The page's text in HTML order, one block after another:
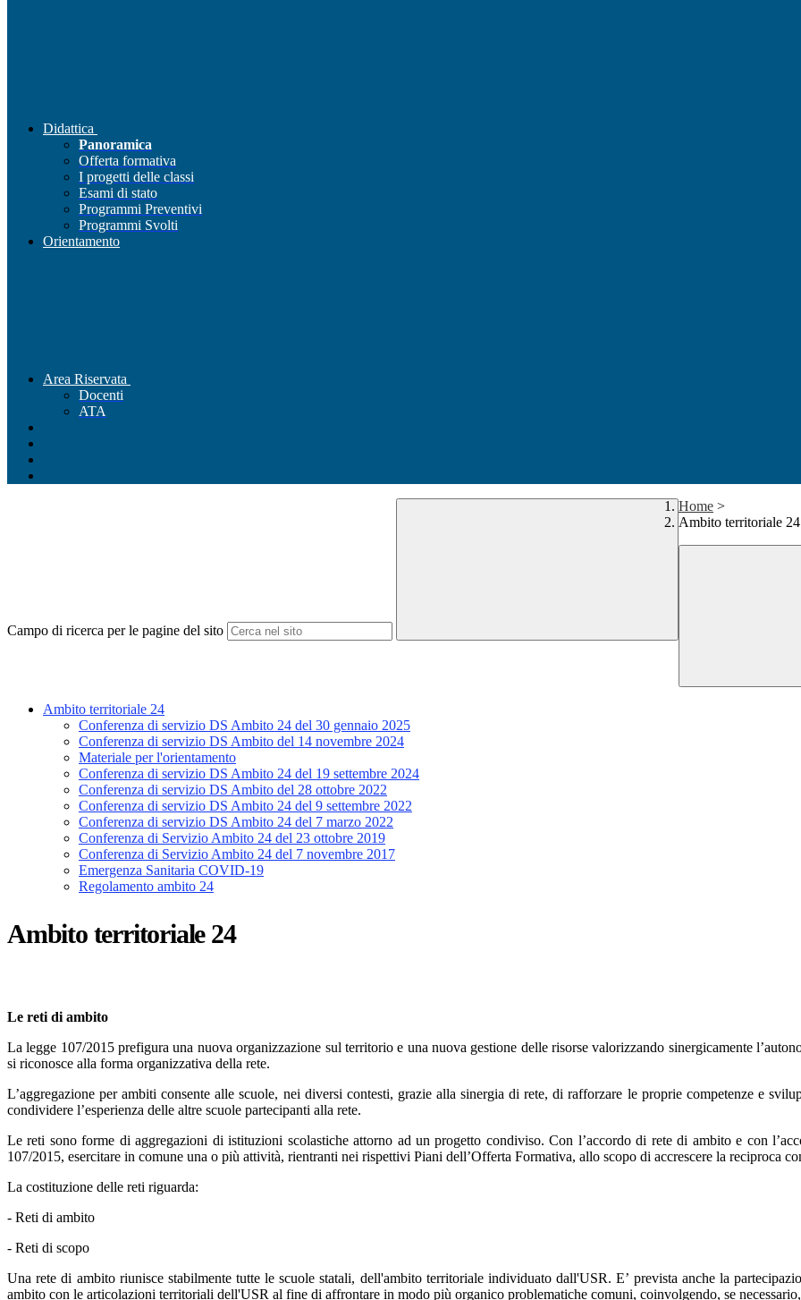
Didattica
Panoramica
Offerta formativa
I progetti delle classi
Esami di stato
Programmi Preventivi
Programmi Svolti
Orientamento
Area Riservata
Docenti
ATA
Campo di ricerca per le pagine del sito
Home >
Ambito territoriale 24
Ambito territoriale 24
Conferenza di servizio DS Ambito 24 del 30 gennaio 2025
Conferenza di servizio DS Ambito del 14 novembre 2024
Materiale per l'orientamento
Conferenza di servizio DS Ambito 24 del 19 settembre 2024
Conferenza di servizio DS Ambito del 28 ottobre 2022
Conferenza di servizio DS Ambito 24 del 9 settembre 2022
Conferenza di servizio DS Ambito 24 del 7 marzo 2022
Conferenza di Servizio Ambito 24 del 23 ottobre 2019
Conferenza di Servizio Ambito 24 del 7 novembre 2017
Emergenza Sanitaria COVID-19
Regolamento ambito 24
Ambito territoriale 24
Le reti di ambito
La legge 107/2015 prefigura una nuova organizzazione sul territorio e una nuova gestione delle risorse valorizzando sinergicamente
si riconosce alla forma organizzativa della rete.
L’aggregazione per ambiti consente alle scuole, nei diversi contesti, grazie alla sinergia di rete, di rafforzare le proprie competenze e
condividere l’esperienza delle altre scuole partecipanti alla rete.
Le reti sono forme di aggregazioni di istituzioni scolastiche attorno ad un progetto condiviso. Con l’accordo di rete di ambito e con
107/2015, esercitare in comune una o più attività, rientranti nei rispettivi Piani dell’Offerta Formativa, allo scopo di accrescere la reciproca
La costituzione delle reti riguarda:
- Reti di ambito
- Reti di scopo
Una rete di ambito riunisce stabilmente tutte le scuole statali, dell'ambito territoriale individuato dall'USR. E’ prevista anche la
ambito con le articolazioni territoriali dell'USR al fine di affrontare in modo più organico problematiche comuni, coinvolgendo, se